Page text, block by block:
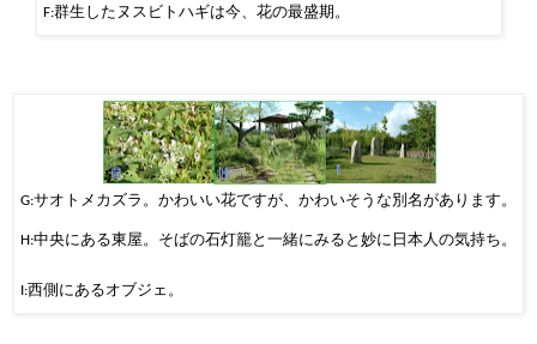
F:群生したヌスビトハギは今、花の最盛期。
G:サオトメカズラ。かわいい花ですが、かわいそうな別名があります。
H:中央にある東屋。そばの石灯籠と一緒にみると妙に日本人の気持ち。
I:西側にあるオブジェ。